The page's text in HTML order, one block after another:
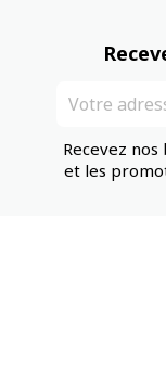
Recevez
et les